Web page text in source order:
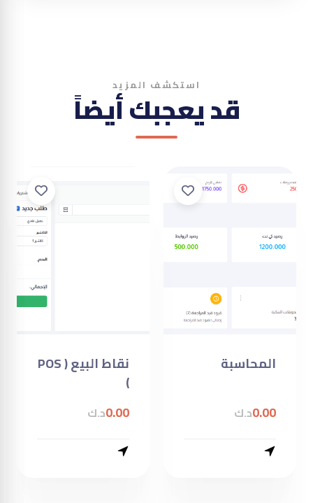
استكشف المزيد
قد يعجبك أيضاً
المحاسبة
0.00د.ك
نقاط البيع ( POS
)
0.00د.ك